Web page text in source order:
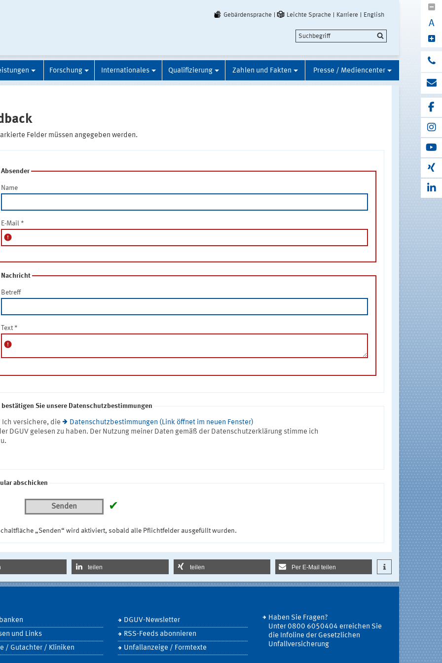
Gebärdensprache Leichte Sprache Karriere English
A
Forschung Internationales Qualifizierung Zahlen und Fakten Presse / Mediencenter
Felder müssen angegeben werden.
Absender
Name
E-Mail *
error
Nachricht
Betreff
Text *
error
Sie unsere Datenschutzbestimmungen
Ich versichere, die
Datenschutzbestimmungen (Link öffnet im neuen Fenster)
DGUV gelesen zu haben. Der Nutzung meiner Daten gemäß der Datenschutzerklärung stimme ich
abschicken
Senden ✔
„Senden“ wird aktiviert, sobald alle Pflichtfelder ausgefüllt wurden.
teilen teilen Per E-Mail teilen
und Links
/ Gutachter / Kliniken
DGUV-Newsletter
RSS-Feeds abonnieren
Unfallanzeige / Formtexte
Haben Sie Fragen?
Unter 0800 6050404 erreichen Sie
die Infoline der Gesetzlichen
Unfallversicherung